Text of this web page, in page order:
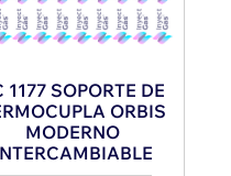
1177 SOPORTE DE
ORBIS
MODERNO